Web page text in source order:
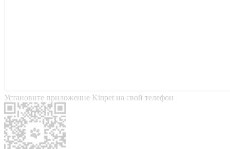
Установите приложение Kinpet на свой телефон